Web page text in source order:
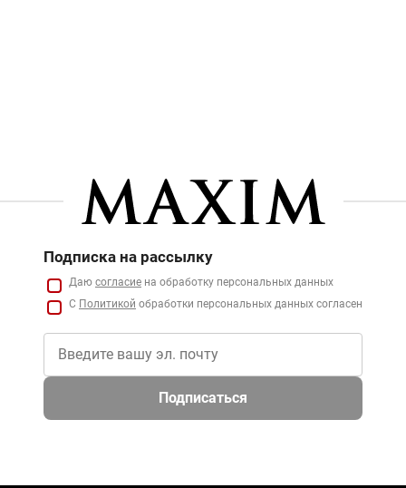
Подписка на рассылку
Даю согласие на обработку персональных данных
С Политикой обработки персональных данных согласен
Подписаться